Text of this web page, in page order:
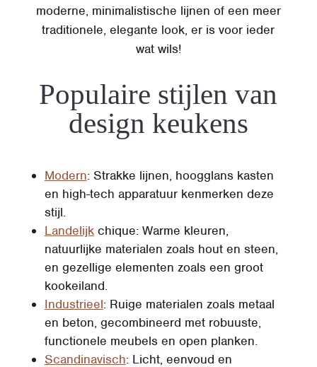
moderne, minimalistische lijnen of een meer
traditionele, elegante look, er is voor ieder
wat wils!
Populaire stijlen van
design keukens
Modern: Strakke lijnen, hoogglans kasten
en high-tech apparatuur kenmerken deze
stijl.
Landelijkchique: Warme kleuren,
natuurlijke materialen zoals hout en steen,
en gezellige elementen zoals een groot
kookeiland.
Industrieel: Ruige materialen zoals metaal
en beton, gecombineerd met robuuste,
functionele meubels en open planken.
Scandinavisch: Licht, eenvoud en